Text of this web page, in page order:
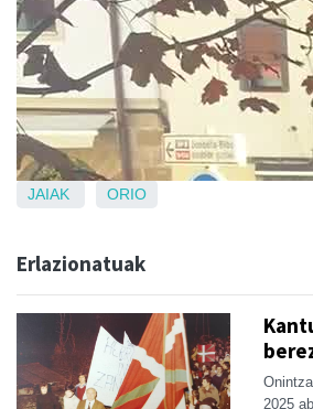
JAIAK ORIO
Erlazionatuak
2025